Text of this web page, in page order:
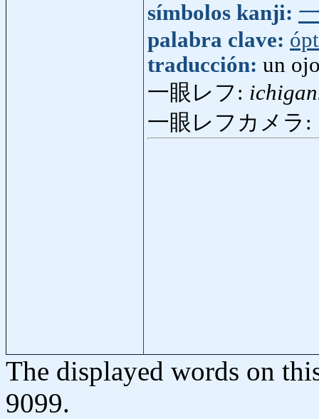
símbolos kanji:
palabra clave:
traducción: un
一眼レフ:
一眼レフカメラ:
The displayed words on
9099.